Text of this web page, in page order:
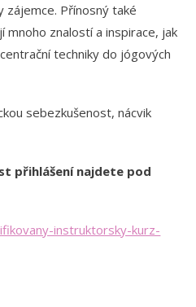
zájemce. Přínosný také
znalostí a inspirace, jak
techniky do jógových
sebezkušenost, nácvik
přihlášení najdete pod
instruktorsky-kurz-